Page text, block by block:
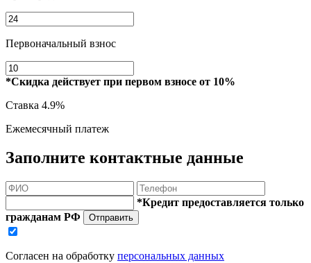
Первоначальный взнос
*Скидка действует при первом взносе от 10%
Ставка 4.9%
Ежемесячный платеж
Заполните контактные данные
*Кредит предоставляется только
гражданам РФ
Отправить
Согласен на обработку персональных данных